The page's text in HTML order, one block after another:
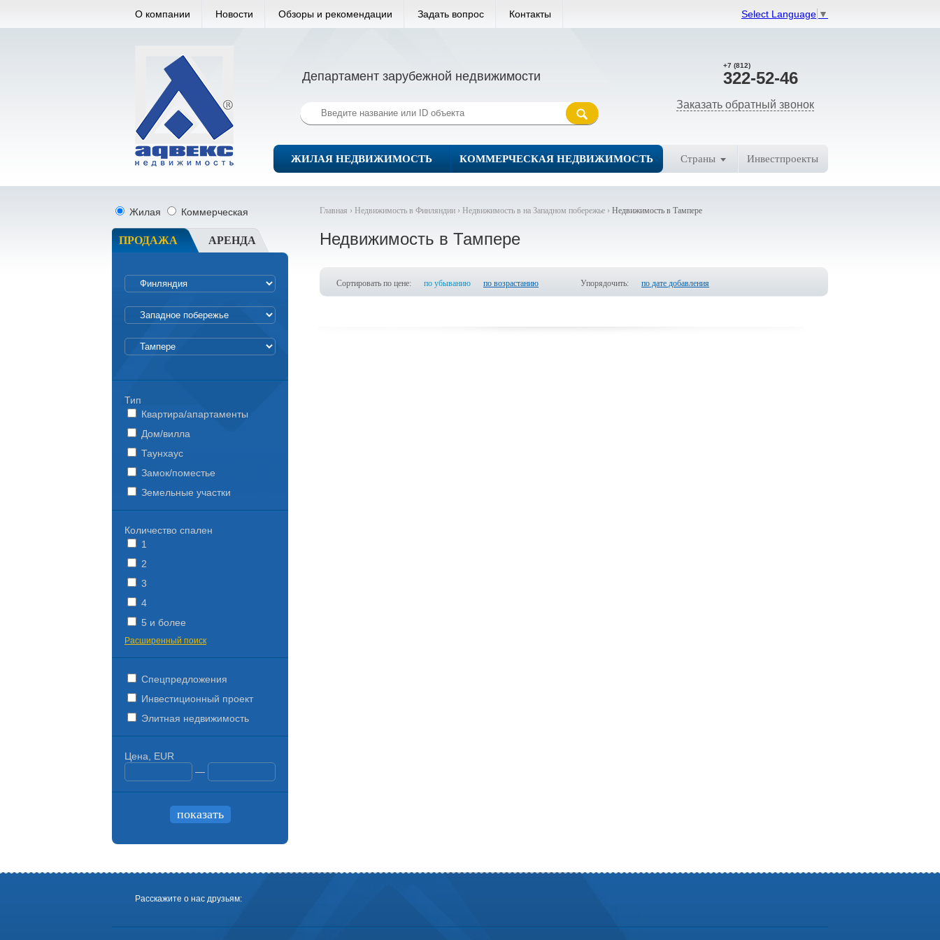
Select Language ▼
О компании Новости Обзоры и рекомендации Задать вопрос Контакты
+7 (812)
322-52-46
Заказать обратный звонок
Департамент зарубежной недвижимости
ЖИЛАЯ НЕДВИЖИМОСТЬ КОММЕРЧЕСКАЯ НЕДВИЖИМОСТЬ Страны Инвестпроекты
Главная › Недвижимость в Финляндии › Недвижимость в на Западном побережье › Недвижимость в Тампере
Недвижимость в Тампере
Сортировать по цене: по убыванию по возрастанию Упорядочить: по дате добавления
Жилая Коммерческая
ПРОДАЖА АРЕНДА
Тип
Квартира/апартаменты
Дом/вилла
Таунхаус
Замок/поместье
Земельные участки
Количество спален
1
2
3
4
5 и более
Расширенный поиск
Спецпредложения
Инвестиционный проект
Элитная недвижимость
Цена, EUR
—
Расскажите о нас друзьям: